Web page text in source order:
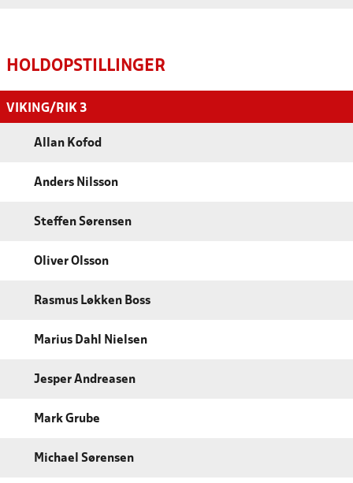
HOLDOPSTILLINGER
VIKING/RIK 3
Allan Kofod
Anders Nilsson
Steffen Sørensen
Oliver Olsson
Rasmus Løkken Boss
Marius Dahl Nielsen
Jesper Andreasen
Mark Grube
Michael Sørensen